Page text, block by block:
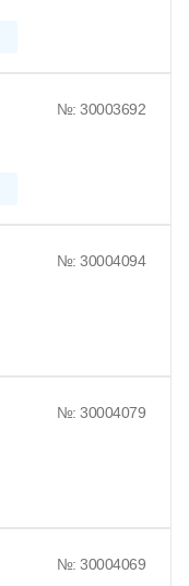
№: 30003692
№: 30004094
№: 30004079
№: 30004069